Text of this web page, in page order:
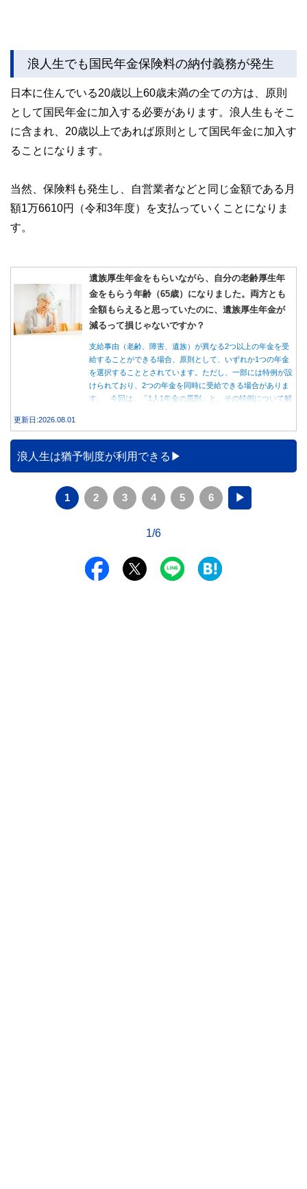
浪人生でも国民年金保険料の納付義務が発生
日本に住んでいる20歳以上60歳未満の全ての方は、原則
として国民年金に加入する必要があります。浪人生もそこ
に含まれ、20歳以上であれば原則として国民年金に加入す
ることになります。
当然、保険料も発生し、自営業者などと同じ金額である月
額1万6610円（令和3年度）を支払っていくことになりま
す。
遺族厚生年金をもらいながら、自分の老齢厚生年
金をもらう年齢（65歳）になりました。両方とも
全額もらえると思っていたのに、遺族厚生年金が
減るって損じゃないですか？
支給事由（老齢、障害、遺族）が異なる2つ以上の年金を受
給することができる場合、原則として、いずれか1つの年金
を選択することとされています。ただし、一部には特例が設
けられており、2つの年金を同時に受給できる場合がありま
す。 今回は、「1人1年金の原則」と、その特例について解
更新日:2026.08.01
浪人生は猶予制度が利用できる
1 2 3 4 5 6 ▶
1/6